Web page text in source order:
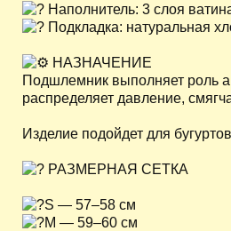
Наполнитель: 3 слоя
Подкладка: натуральная
НАЗНАЧЕНИЕ
Подшлемник выполняет роль
распределяет давление,
Изделие подойдет для
РАЗМЕРНАЯ СЕТКА
S — 57–58 см
M — 59–60 см